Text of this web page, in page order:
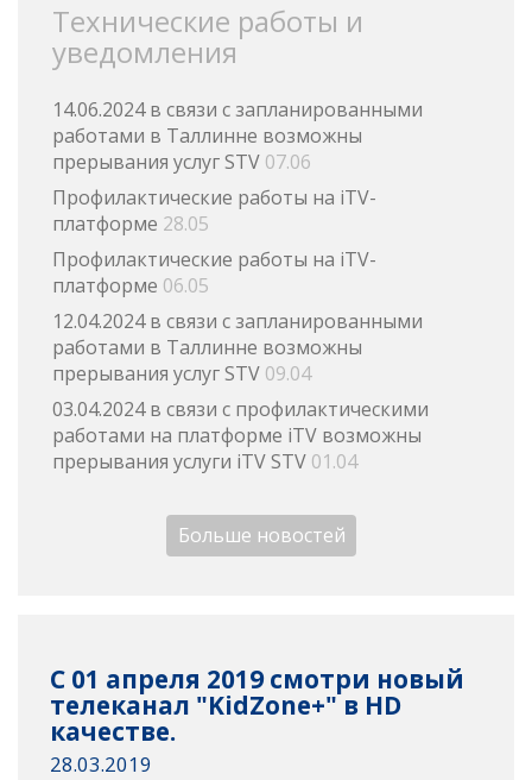
Технические работы и
уведомления
14.06.2024 в связи с запланированными
работами в Таллинне возможны
прерывания услуг STV 07.06
Профилактические работы на iTV-
платформе 28.05
Профилактические работы на iTV-
платформе 06.05
12.04.2024 в связи с запланированными
работами в Таллинне возможны
прерывания услуг STV 09.04
03.04.2024 в связи с профилактическими
работами на платформе iTV возможны
прерывания услуги iTV STV 01.04
Больше новостей
С 01 апреля 2019 смотри новый
телеканал "KidZone+" в HD
качестве.
28.03.2019